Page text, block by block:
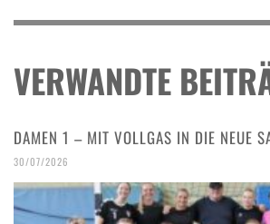
VERWANDTE
DAMEN 1 – MIT VOLLGAS IN DIE NEUE
30/07/2026